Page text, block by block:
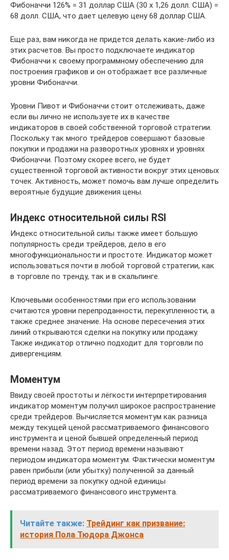
Фибоначчи 126% = 31 доллар США (30 х 1,26 долл. США) =
68 долл. США, что дает целевую цену 68 доллар США.
Еще раз, вам никогда не придется делать какие-либо из
этих расчетов. Вы просто подключаете индикатор
Фибоначчи к своему программному обеспечению для
построения графиков и он отображает все различные
уровни Фибоначчи.
Уровни Пивот и Фибоначчи стоит отслеживать, даже
если вы лично не используете их в качестве
индикаторов в своей собственной торговой стратегии.
Поскольку так много трейдеров совершают базовые
покупки и продажи на разворотных уровнях и уровнях
Фибоначчи. Поэтому скорее всего, не будет
существенной торговой активности вокруг этих ценовых
точек. Активность, может помочь вам лучше определить
вероятные будущие движения цены.
Индекс относительной силы RSI
Индекс относительной силы также имеет большую
популярность среди трейдеров, дело в его
многофункциональности и простоте. Индикатор может
использоваться почти в любой торговой стратегии, как
в торговле по тренду, так и в скальпинге.
Ключевыми особенностями при его использовании
считаются уровни перепроданности, перекупленности, а
также среднее значение. На основе пересечения этих
линий открываются сделки на покупку или продажу.
Также индикатор отлично подходит для торговли по
дивергенциям.
Моментум
Ввиду своей простоты и лёгкости интерпретирования
индикатор моментум получил широкое распространение
среди трейдеров. Вычисляется моментум как разница
между текущей ценой рассматриваемого финансового
инструмента и ценой бывшей определенный период
времени назад. Этот период времени называют
периодом индикатора моментум. Фактически моментум
равен прибыли (или убытку) полученной за данный
период времени за покупку одной единицы
рассматриваемого финансового инструмента.
Читайте также: Трейдинг как призвание:
история Пола Тюдора Джонса